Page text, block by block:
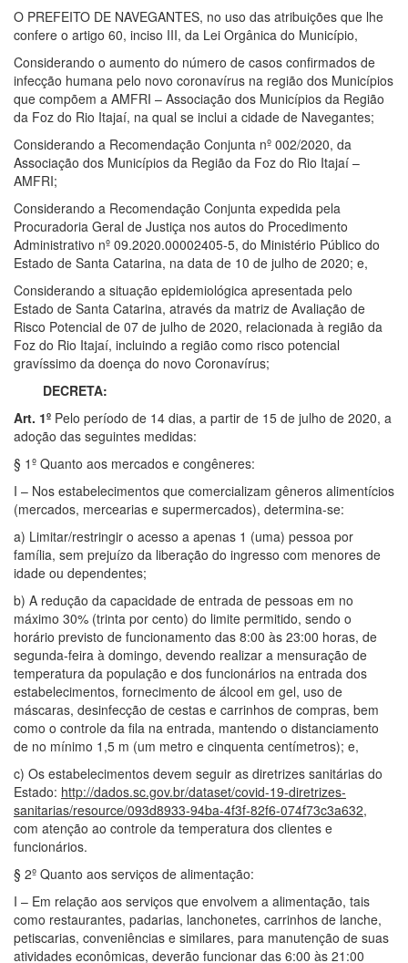
O PREFEITO DE NAVEGANTES, no uso das atribuições que lhe
confere o artigo 60, inciso III, da Lei Orgânica do Município,
Considerando o aumento do número de casos confirmados de
infecção humana pelo novo coronavírus na região dos Municípios
que compõem a AMFRI – Associação dos Municípios da Região
da Foz do Rio Itajaí, na qual se inclui a cidade de Navegantes;
Considerando a Recomendação Conjunta nº 002/2020, da
Associação dos Municípios da Região da Foz do Rio Itajaí –
AMFRI;
Considerando a Recomendação Conjunta expedida pela
Procuradoria Geral de Justiça nos autos do Procedimento
Administrativo nº 09.2020.00002405-5, do Ministério Público do
Estado de Santa Catarina, na data de 10 de julho de 2020; e,
Considerando a situação epidemiológica apresentada pelo
Estado de Santa Catarina, através da matriz de Avaliação de
Risco Potencial de 07 de julho de 2020, relacionada à região da
Foz do Rio Itajaí, incluindo a região como risco potencial
gravíssimo da doença do novo Coronavírus;
DECRETA:
Art. 1º Pelo período de 14 dias, a partir de 15 de julho de 2020, a
adoção das seguintes medidas:
§ 1º Quanto aos mercados e congêneres:
I – Nos estabelecimentos que comercializam gêneros alimentícios
(mercados, mercearias e supermercados), determina-se:
a) Limitar/restringir o acesso a apenas 1 (uma) pessoa por
família, sem prejuízo da liberação do ingresso com menores de
idade ou dependentes;
b) A redução da capacidade de entrada de pessoas em no
máximo 30% (trinta por cento) do limite permitido, sendo o
horário previsto de funcionamento das 8:00 às 23:00 horas, de
segunda-feira à domingo, devendo realizar a mensuração de
temperatura da população e dos funcionários na entrada dos
estabelecimentos, fornecimento de álcool em gel, uso de
máscaras, desinfecção de cestas e carrinhos de compras, bem
como o controle da fila na entrada, mantendo o distanciamento
de no mínimo 1,5 m (um metro e cinquenta centímetros); e,
c) Os estabelecimentos devem seguir as diretrizes sanitárias do
Estado: http://dados.sc.gov.br/dataset/covid-19-diretrizes-
sanitarias/resource/093d8933-94ba-4f3f-82f6-074f73c3a632,
com atenção ao controle da temperatura dos clientes e
funcionários.
§ 2º Quanto aos serviços de alimentação:
I – Em relação aos serviços que envolvem a alimentação, tais
como restaurantes, padarias, lanchonetes, carrinhos de lanche,
petiscarias, conveniências e similares, para manutenção de suas
atividades econômicas, deverão funcionar das 6:00 às 21:00